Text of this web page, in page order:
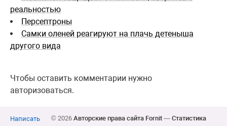
реальностью
Персептроны
Самки оленей реагируют на плачь детеныша
другого вида
Чтобы оставить комментарии нужно
авторизоваться.
Написать © 2026 Авторские права сайта Fornit— Статистика